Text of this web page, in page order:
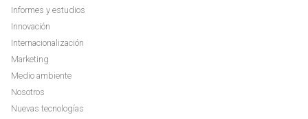
Informes y estudios
Innovación
Internacionalización
Marketing
Medio ambiente
Nosotros
Nuevas tecnologías